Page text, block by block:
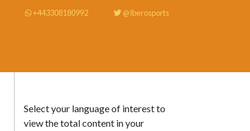
+443308180992 @Iberosports
Select your language of interest to
view the total content in your